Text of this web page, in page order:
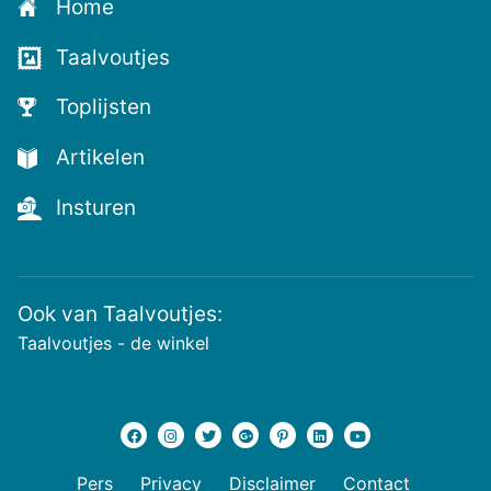
voor
de
nieuwste
voutjes
en
de
voutste
nieuwtjes!
Home
Taalvoutjes
Toplijsten
Artikelen
Insturen
Ook van Taalvoutjes:
Taalvoutjes - de winkel
Pers Privacy Disclaimer Contact